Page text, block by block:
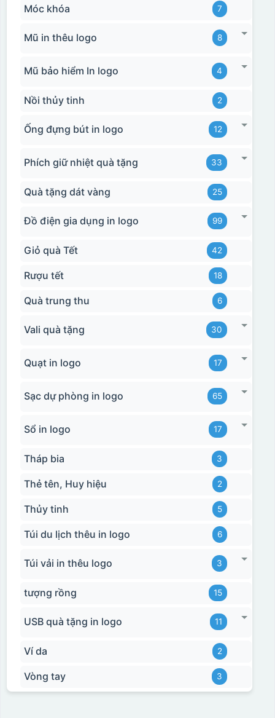
Móc khóa 7
Mũ in thêu logo 8
Mũ bảo hiểm In logo 4
Nồi thủy tinh 2
Ống đựng bút in logo 12
Phích giữ nhiệt quà tặng 33
Quà tặng dát vàng 25
Đồ điện gia dụng in logo 99
Giỏ quà Tết 42
Rượu tết 18
Quà trung thu 6
Vali quà tặng 30
Quạt in logo 17
Sạc dự phòng in logo 65
Sổ in logo 17
Tháp bia 3
Thẻ tên, Huy hiệu 2
Thủy tinh 5
Túi du lịch thêu in logo 6
Túi vải in thêu logo 3
tượng rồng 15
USB quà tặng in logo 11
Ví da 2
Vòng tay 3